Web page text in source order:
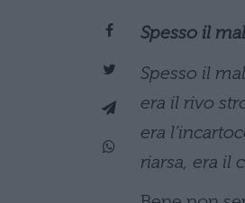
Spesso il
Spesso il
era il rivo
era
riarsa, era il